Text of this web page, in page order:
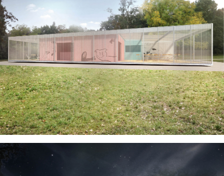
Hlavním konstrukčním materiálem je
pozinkovaná ocel. Jednotlivé díly budou
prefabrikovány a smontovány na místě. Celý
ocelový “koš“ je navržen v rastru 2,5m.
Konstrukce je založena lehce nad úrovní
terénu na subitlních pilířových pilotách. Na
ocelové podlaze jsou v rastru vyskládány
celodřevěné samonosné “krabičky“. Masivní
ocelový rám je vynesen subtilními sloupky.
Rám ztužuje a vynáší střešní konstrukci,
střešní panely a lehký obvodový plášť z